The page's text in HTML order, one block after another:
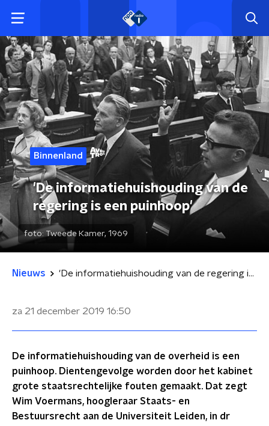
Binnenland
'De informatiehuishouding van de
regering is een puinhoop'
foto: Tweede Kamer, 1969
Nieuws 'De informatiehuishouding van de regering is een puinhoop'
za 21 december 2019 16:50
De informatiehuishouding van de overheid is een
puinhoop. Dientengevolge worden door het kabinet
grote staatsrechtelijke fouten gemaakt. Dat zegt
Wim Voermans, hoogleraar Staats- en
Bestuursrecht aan de Universiteit Leiden, in dr